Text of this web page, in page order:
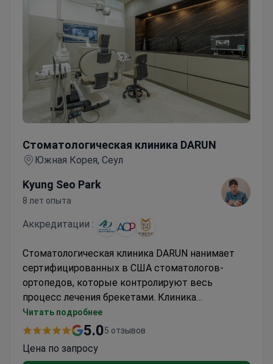
Стоматологическая клиника DARUN
Южная Корея, Сеул
Kyung Seo Park
8 лет опыта
Аккредитации :
Стоматологическая клиника DARUN нанимает
сертифицированных в США стоматологов-
ортопедов, которые контролируют весь
процесс лечения брекетами. Клиника
использует современное оборудование,
соответствующее стандартам США, и
для точного выравнивания зубов. Доктор Кён
Читать подробнее
5.05 отзывов
Цена по запросу